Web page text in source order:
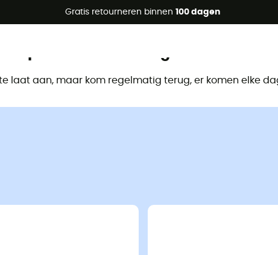
Gratis retourneren binnen 100 dagen
🔥 -5% EXTRA vanaf 2 producten* met code
laat aan, maar kom regelmatig terug, er komen elke